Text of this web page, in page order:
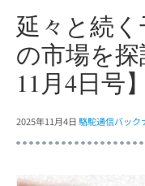
延々と続
の市場を
11月4日号】
2025年11月4日駱駝通信バック